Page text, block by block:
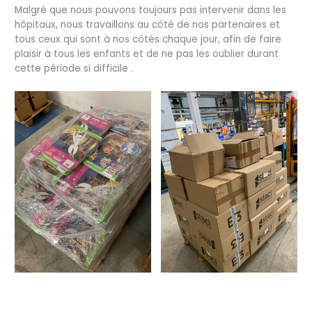
Malgré que nous pouvons toujours pas intervenir dans les
hôpitaux, nous travaillons au côté de nos partenaires et
tous ceux qui sont à nos côtés chaque jour, afin de faire
plaisir à tous les enfants et de ne pas les oublier durant
cette période si difficile .